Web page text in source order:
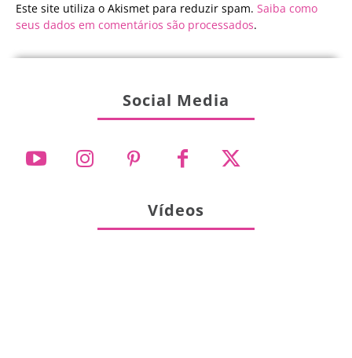
Este site utiliza o Akismet para reduzir spam. Saiba como
seus dados em comentários são processados.
Social Media
Vídeos